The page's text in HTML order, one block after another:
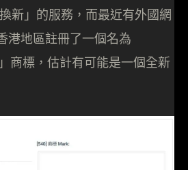
」的服務，而最近有外國網
港地區註冊了一個名為
商標，估計有可能是一個全新